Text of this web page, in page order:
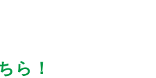
ら！